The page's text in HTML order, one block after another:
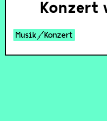
Konzert
Musik/Konzert